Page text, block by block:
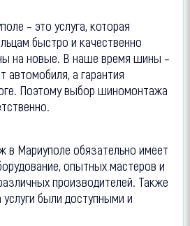
– это услуга, которая
быстро и качественно
на новые. В наше время шины –
автомобиля, а гарантия
Поэтому выбор шиномонтажа
Мариуполе обязательно имеет
опытных мастеров и
производителей. Также
были доступными и